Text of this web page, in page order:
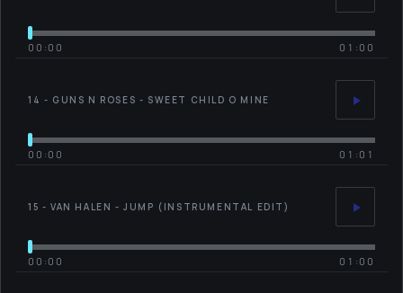
00:00 01:00
14 - GUNS N ROSES - SWEET CHILD O MINE
00:00 01:01
15 - VAN HALEN - JUMP (INSTRUMENTAL EDIT)
00:00 01:00